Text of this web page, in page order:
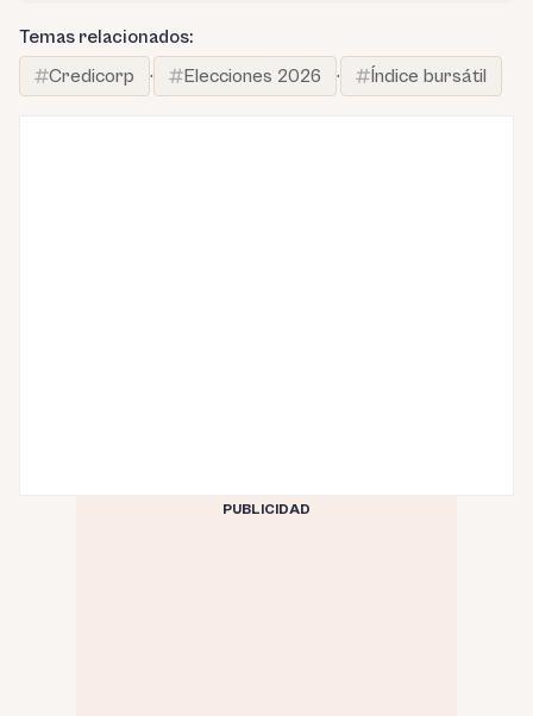
Temas relacionados:
Credicorp
· Elecciones 2026 · Índice bursátil
PUBLICIDAD